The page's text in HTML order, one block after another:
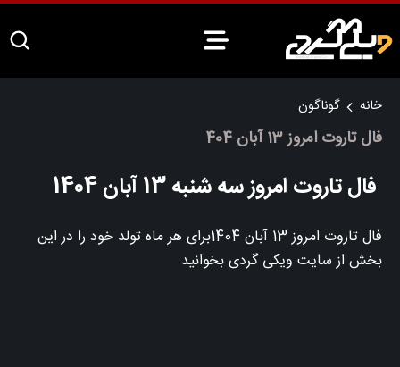
خانه گوناگون
فال تاروت امروز 13 آبان 404
فال تاروت امروز سه شنبه 13 آبان 1404
فال تاروت امروز 13 آبان 1404برای هر ماه تولد خود را در این
بخش از سایت ویکی گردی بخوانید